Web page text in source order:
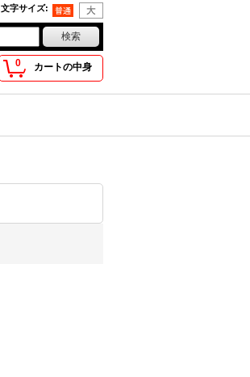
文字サイズ:
0 カートの中身